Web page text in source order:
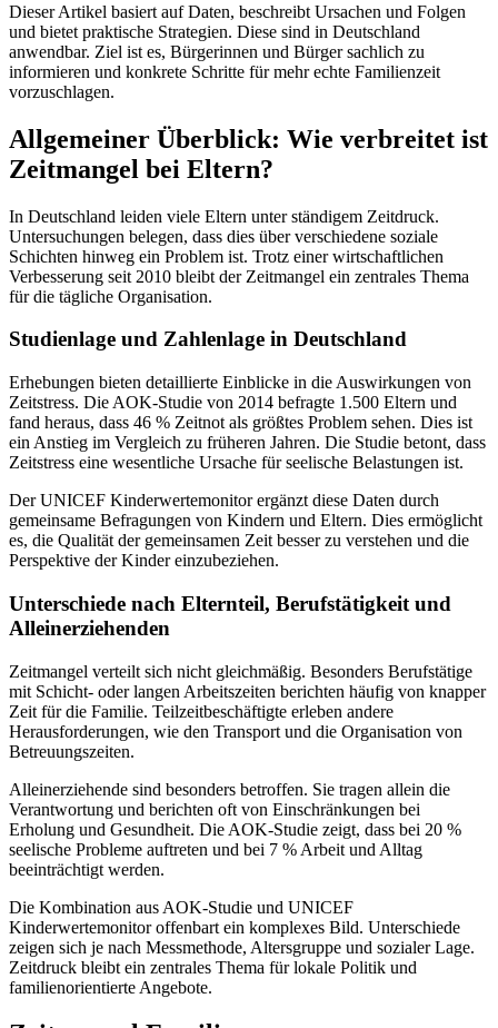
Dieser Artikel basiert auf Daten, beschreibt Ursachen und Folgen
und bietet praktische Strategien. Diese sind in Deutschland
anwendbar. Ziel ist es, Bürgerinnen und Bürger sachlich zu
informieren und konkrete Schritte für mehr echte Familienzeit
vorzuschlagen.
Allgemeiner Überblick: Wie verbreitet ist
Zeitmangel bei Eltern?
In Deutschland leiden viele Eltern unter ständigem Zeitdruck.
Untersuchungen belegen, dass dies über verschiedene soziale
Schichten hinweg ein Problem ist. Trotz einer wirtschaftlichen
Verbesserung seit 2010 bleibt der Zeitmangel ein zentrales Thema
für die tägliche Organisation.
Studienlage und Zahlenlage in Deutschland
Erhebungen bieten detaillierte Einblicke in die Auswirkungen von
Zeitstress. Die AOK-Studie von 2014 befragte 1.500 Eltern und
fand heraus, dass 46 % Zeitnot als größtes Problem sehen. Dies ist
ein Anstieg im Vergleich zu früheren Jahren. Die Studie betont, dass
Zeitstress eine wesentliche Ursache für seelische Belastungen ist.
Der UNICEF Kinderwertemonitor ergänzt diese Daten durch
gemeinsame Befragungen von Kindern und Eltern. Dies ermöglicht
es, die Qualität der gemeinsamen Zeit besser zu verstehen und die
Perspektive der Kinder einzubeziehen.
Unterschiede nach Elternteil, Berufstätigkeit und
Alleinerziehenden
Zeitmangel verteilt sich nicht gleichmäßig. Besonders Berufstätige
mit Schicht- oder langen Arbeitszeiten berichten häufig von knapper
Zeit für die Familie. Teilzeitbeschäftigte erleben andere
Herausforderungen, wie den Transport und die Organisation von
Betreuungszeiten.
Alleinerziehende sind besonders betroffen. Sie tragen allein die
Verantwortung und berichten oft von Einschränkungen bei
Erholung und Gesundheit. Die AOK-Studie zeigt, dass bei 20 %
seelische Probleme auftreten und bei 7 % Arbeit und Alltag
beeinträchtigt werden.
Die Kombination aus AOK-Studie und UNICEF
Kinderwertemonitor offenbart ein komplexes Bild. Unterschiede
zeigen sich je nach Messmethode, Altersgruppe und sozialer Lage.
Zeitdruck bleibt ein zentrales Thema für lokale Politik und
familienorientierte Angebote.